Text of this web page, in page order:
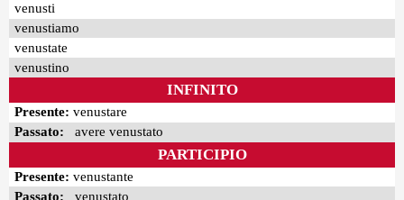
venusti
venustiamo
venustate
venustino
INFINITO
Presente: venustare
Passato: avere venustato
PARTICIPIO
Presente: venustante
Passato: venustato